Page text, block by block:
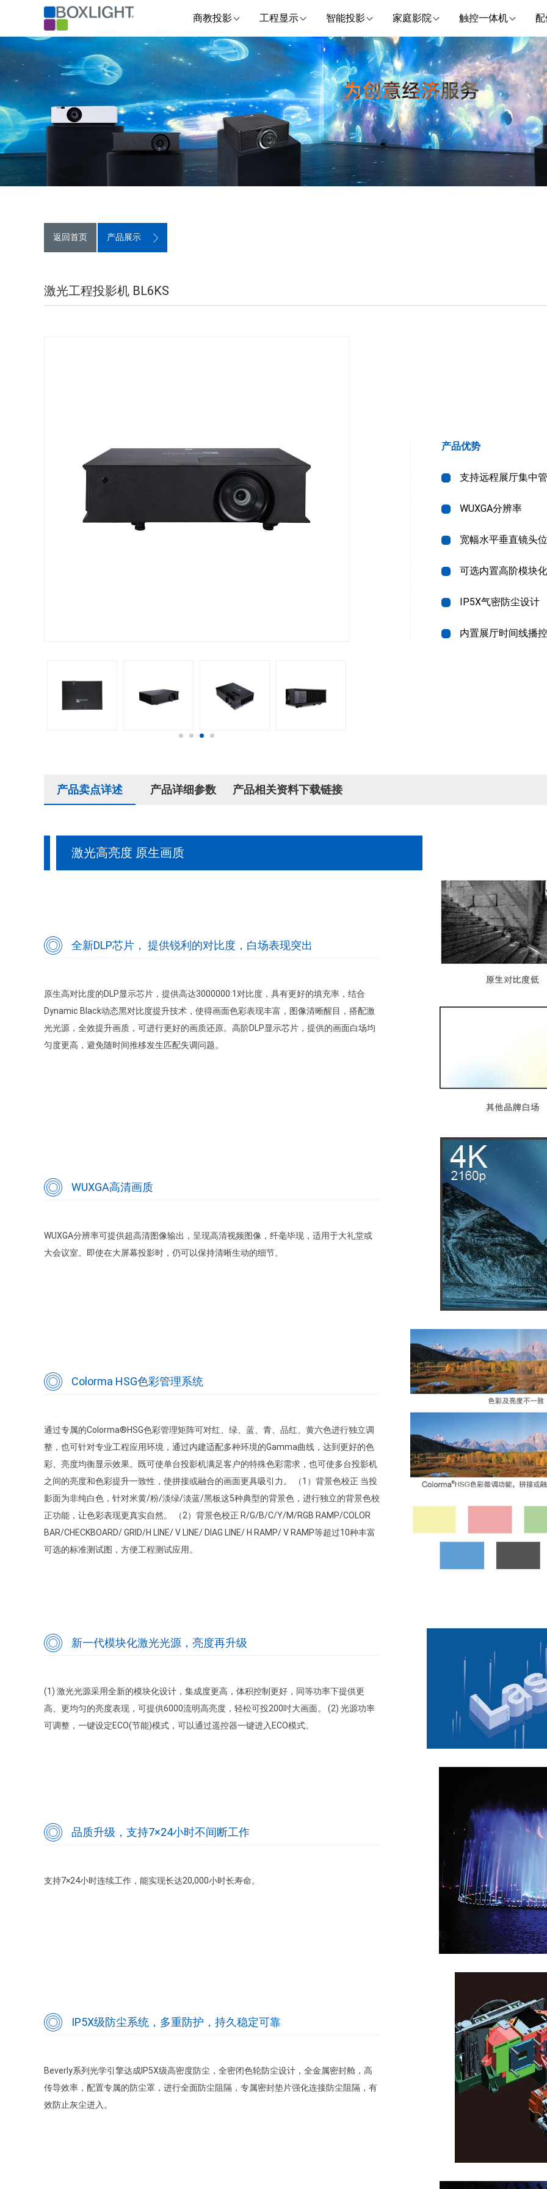
商教投影 工程显示 智能投影 家庭影院 触控一体机
返回首页 产品展示
激光工程投影机 BL6KS
产品优势
支持远程展厅集中
WUXGA分辨率
宽幅水平垂直镜头
可选内置高阶模块
IP5X气密防尘设计
内置展厅时间线播
产品卖点详述 产品详细参数 产品相关资料下载链接
激光高亮度 原生画质
全新DLP芯片， 提供锐利的对比度，白场表现突出
原生高对比度的DLP显示芯片，提供高达3000000:1对比度，具有更好的填充率，结合
Dynamic Black动态黑对比度提升技术，使得画面色彩表现丰富，图像清晰醒目，搭配激
光光源，全效提升画质，可进行更好的画质还原。高阶DLP显示芯片，提供的画面白场均
匀度更高，避免随时间推移发生匹配失调问题。
WUXGA高清画质
WUXGA分辨率可提供超高清图像输出，呈现高清视频图像，纤毫毕现，适用于大礼堂或
大会议室。即使在大屏幕投影时，仍可以保持清晰生动的细节。
Colorma HSG色彩管理系统
通过专属的Colorma®HSG色彩管理矩阵可对红、绿、蓝、青、品红、黄六色进行独立调
整，也可针对专业工程应用环境，通过内建适配多种环境的Gamma曲线，达到更好的色
彩、亮度均衡显示效果。既可使单台投影机满足客户的特殊色彩需求，也可使多台投影机
之间的亮度和色彩提升一致性，使拼接或融合的画面更具吸引力。 （1）背景色校正 当投
影面为非纯白色，针对米黄/粉/淡绿/淡蓝/黑板这5种典型的背景色，进行独立的背景色校
正功能，让色彩表现更真实自然。 （2）背景色校正 R/G/B/C/Y/M/RGB RAMP/COLOR
BAR/CHECKBOARD/ GRID/H LINE/ V LINE/ DIAG LINE/ H RAMP/ V RAMP等超过10种丰富
可选的标准测试图，方便工程测试应用。
新一代模块化激光光源，亮度再升级
(1) 激光光源采用全新的模块化设计，集成度更高，体积控制更好，同等功率下提供更
高、更均匀的亮度表现，可提供6000流明高亮度，轻松可投200吋大画面。 (2) 光源功率
可调整，一键设定ECO(节能)模式，可以通过遥控器一键进入ECO模式。
品质升级，支持7×24小时不间断工作
支持7×24小时连续工作，能实现长达20,000小时长寿命。
IP5X级防尘系统，多重防护，持久稳定可靠
Beverly系列光学引擎达成IP5X级高密度防尘，全密闭色轮防尘设计，全金属密封舱，高
传导效率，配置专属的防尘罩，进行全面防尘阻隔，专属密封垫片强化连接防尘阻隔，有
效防止灰尘进入。